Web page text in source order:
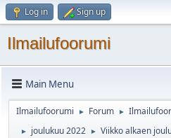
Log in Sign up
Ilmailufoorumi
Main Menu
Ilmailufoorumi ► Forum ►
► joulukuu 2022 ► Viikko alkaen